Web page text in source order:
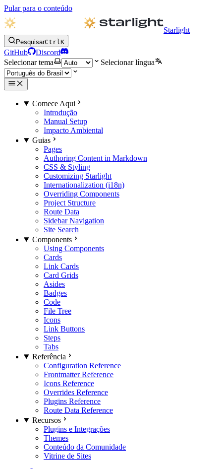
Pular para o conteúdo
Starlight
PesquisarCtrlK
GitHub
Discord
Selecionar tema
Selecionar língua
Comece Aqui
Introdução
Manual Setup
Impacto Ambiental
Guias
Pages
Authoring Content in Markdown
CSS & Styling
Customizing Starlight
Internationalization (i18n)
Overriding Components
Project Structure
Route Data
Sidebar Navigation
Site Search
Components
Using Components
Cards
Link Cards
Card Grids
Asides
Badges
Code
File Tree
Icons
Link Buttons
Steps
Tabs
Referência
Configuration Reference
Frontmatter Reference
Icons Reference
Overrides Reference
Plugins Reference
Route Data Reference
Recursos
Plugins e Integrações
Themes
Conteúdo da Comunidade
Vitrine de Sites